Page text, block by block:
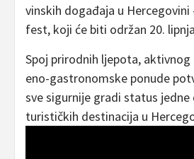
vinskih događaja u
fest, koji će biti održan 20.
Spoj prirodnih ljepota,
eno-gastronomske ponude
sve sigurnije gradi status jedne
turističkih destinacija u